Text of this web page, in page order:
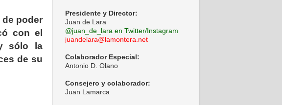
de poder
con el
sólo la
de su
Presidente y Director:
Juan de Lara
@juan_de_lara en Twitter/Instagram
juandelara@lamontera.net
Colaborador Especial:
Antonio D. Olano
Consejero y colaborador:
Juan Lamarca